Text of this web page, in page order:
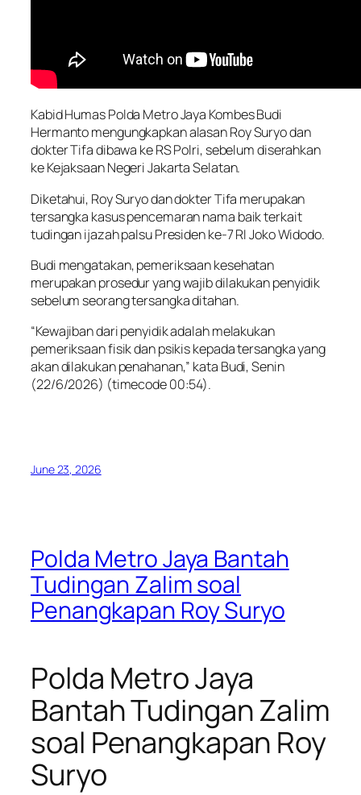
Kabid Humas Polda Metro Jaya Kombes Budi
Hermanto mengungkapkan alasan Roy Suryo dan
dokter Tifa dibawa ke RS Polri, sebelum diserahkan
ke Kejaksaan Negeri Jakarta Selatan.
Diketahui, Roy Suryo dan dokter Tifa merupakan
tersangka kasus pencemaran nama baik terkait
tudingan ijazah palsu Presiden ke-7 RI Joko Widodo.
Budi mengatakan, pemeriksaan kesehatan
merupakan prosedur yang wajib dilakukan penyidik
sebelum seorang tersangka ditahan.
“Kewajiban dari penyidik adalah melakukan
pemeriksaan fisik dan psikis kepada tersangka yang
akan dilakukan penahanan,” kata Budi, Senin
(22/6/2026) (timecode 00:54).
June 23, 2026
Polda Metro Jaya Bantah
Tudingan Zalim soal
Penangkapan Roy Suryo
Polda Metro Jaya
Bantah Tudingan Zalim
soal Penangkapan Roy
Suryo